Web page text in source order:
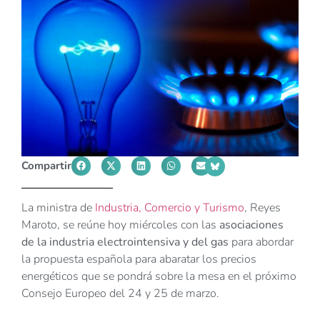
Compartir
La ministra de Industria, Comercio y Turismo, Reyes
Maroto, se reúne hoy miércoles con las asociaciones
de la industria electrointensiva y del gas para abordar
la propuesta española para abaratar los precios
energéticos que se pondrá sobre la mesa en el próximo
Consejo Europeo del 24 y 25 de marzo.